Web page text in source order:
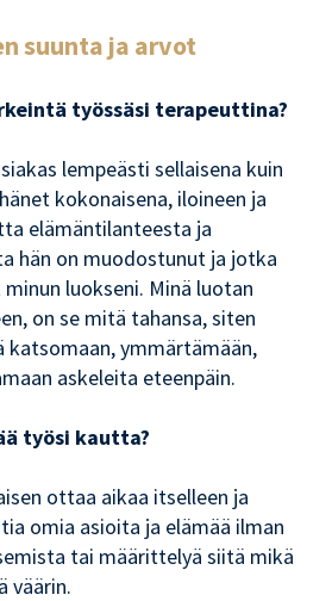
suunta ja arvot
työssäsi terapeuttina?
lempeästi sellaisena kuin
kokonaisena, iloineen ja
elämäntilanteesta ja
hän on muodostunut ja jotka
luokseni. Minä luotan
on se mitä tahansa, siten
katsomaan, ymmärtämään,
askeleita eteenpäin.
työsi kautta?
ottaa aikaa itselleen ja
omia asioita ja elämää ilman
tai määrittelyä siitä mikä
väärin.